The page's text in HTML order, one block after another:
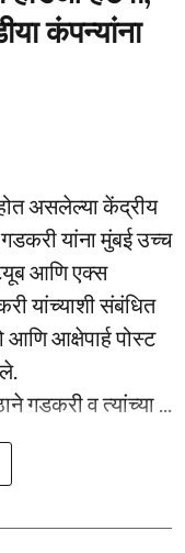
कंपन्यांना
असलेल्या केंद्रीय
यांना मुंबई उच्च
आणि एक्स
यांच्याशी संबंधित
आक्षेपार्ह पोस्ट
गडकरी व त्यांच्या ...